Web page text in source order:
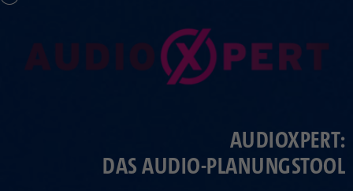
AUDIOXPERT:
DAS AUDIO-PLANUNGSTOOL